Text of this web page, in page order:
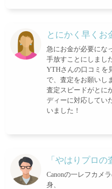
とにかく早くお
急にお金が必要にな
手放すことにしまし
YTHさんの口コミを
で、査定をお願いし
査定スピードがとに
ディーに対応してい
いました！
「やはりプロの
Canonの一レフカメ
身、